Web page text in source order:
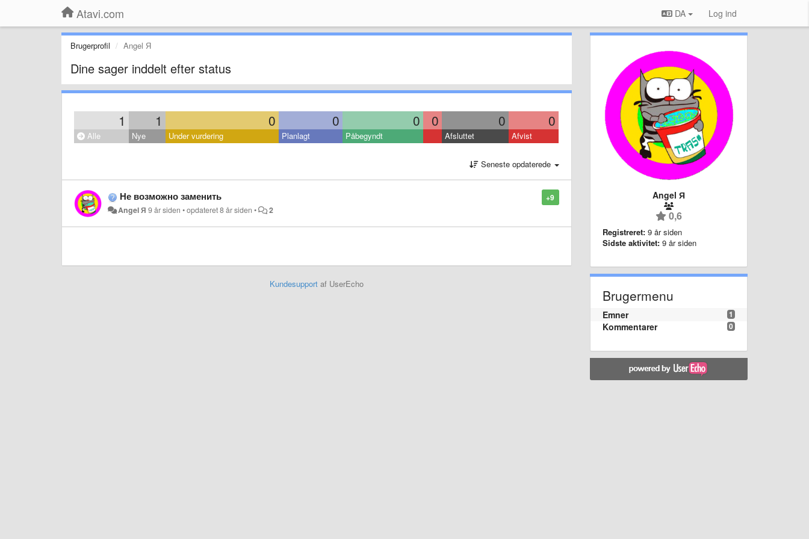
Atavi.com DA Log ind
Brugerprofil Angel Я
Dine sager inddelt efter status
1 1 0 0 0 0 0 0
Alle Nye Under vurdering Planlagt Påbegyndt Afsluttet Afvist
Seneste opdaterede
+9
Не возможно заменить
Angel Я 9 år siden •opdateret8 år siden • 2
Kundesupportaf UserEcho
Angel Я
0,6
Registreret: 9 år siden
Sidste aktivitet: 9 år siden
Brugermenu
1
Emner
0
Kommentarer